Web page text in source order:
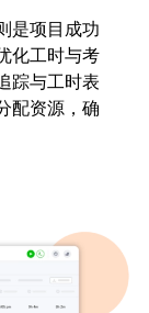
是项目成功
化工时与考
踪与工时表
配资源，确